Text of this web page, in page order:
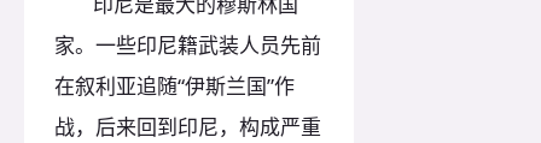
家。一些印尼籍武装人员先前
在叙利亚追随“伊斯兰国”作
战，后来回到印尼，构成严重